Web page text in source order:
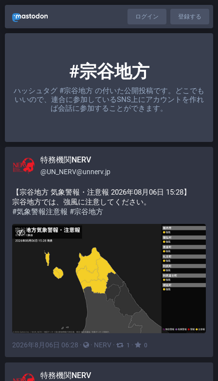
ログイン 登録する
#宗谷地方
ハッシュタグ #宗谷地方 の付いた公開投稿です。どこでも
いいので、連合に参加しているSNS上にアカウントを作れ
ば会話に参加することができます。
特務機関NERV
@UN_NERV@unnerv.jp
【宗谷地方 気象警報・注意報 2026年08月06日 15:28】
宗谷地方では、強風に注意してください。
#気象警報注意報 #宗谷地方
2026年8月06日 06:28 · · NERV · 1 · 0
特務機関NERV